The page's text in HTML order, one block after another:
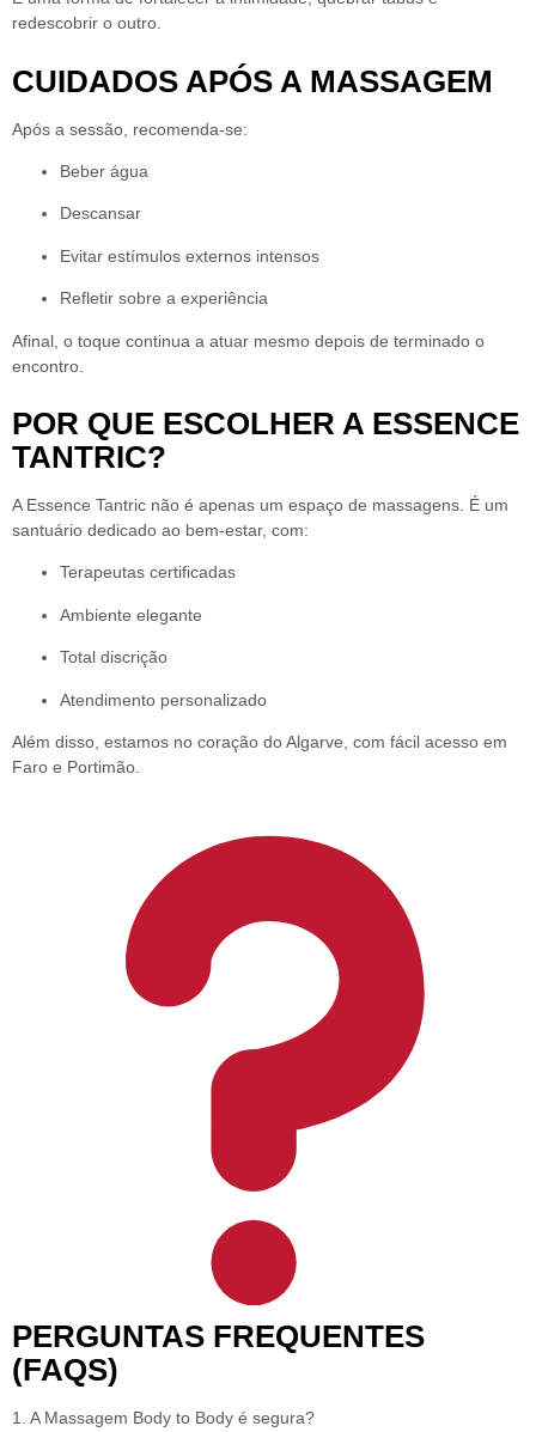
redescobrir o outro.
CUIDADOS APÓS A MASSAGEM
Após a sessão, recomenda-se:
Beber água
Descansar
Evitar estímulos externos intensos
Refletir sobre a experiência
Afinal, o toque continua a atuar mesmo depois de terminado o
encontro.
POR QUE ESCOLHER A ESSENCE
TANTRIC?
A Essence Tantric não é apenas um espaço de massagens. É um
santuário dedicado ao bem-estar, com:
Terapeutas certificadas
Ambiente elegante
Total discrição
Atendimento personalizado
Além disso, estamos no coração do Algarve , com fácil acesso em
Faro e Portimão.
PERGUNTAS FREQUENTES
(FAQS)
1. A Massagem Body to Body é segura?